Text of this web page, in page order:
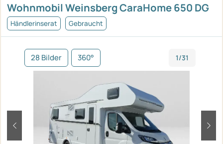
Wohnmobil Weinsberg CaraHome 650 DG
Händlerinserat Gebraucht
28 Bilder 360° 1/31
zurück